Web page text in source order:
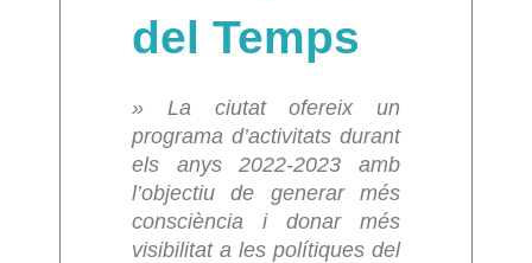
del Temps
» La ciutat ofereix un
programa d’activitats durant
els anys 2022-2023 amb
l’objectiu de generar més
consciència i donar més
visibilitat a les polítiques del